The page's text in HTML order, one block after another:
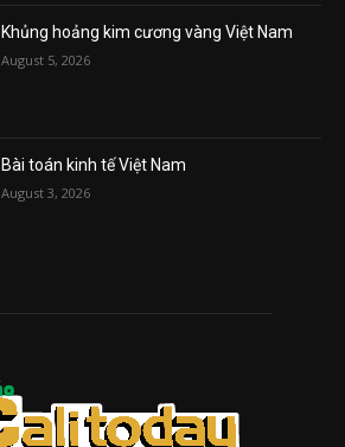
Khủng hoảng kim cương vàng Việt Nam
August 5, 2026
Bài toán kinh tế Việt Nam
August 3, 2026